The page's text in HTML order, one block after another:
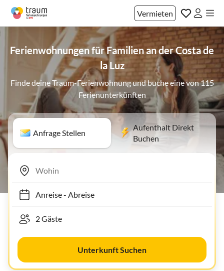
Vermieten
Ferienwohnungen für Familien an der Costa de
la Luz
Finde deine Traum-Ferienwohnung und buche eine von 115
Ferienunterkünften
Anfrage Stellen
Aufenthalt Direkt
Buchen
Anreise- Abreise
Unterkunft Suchen